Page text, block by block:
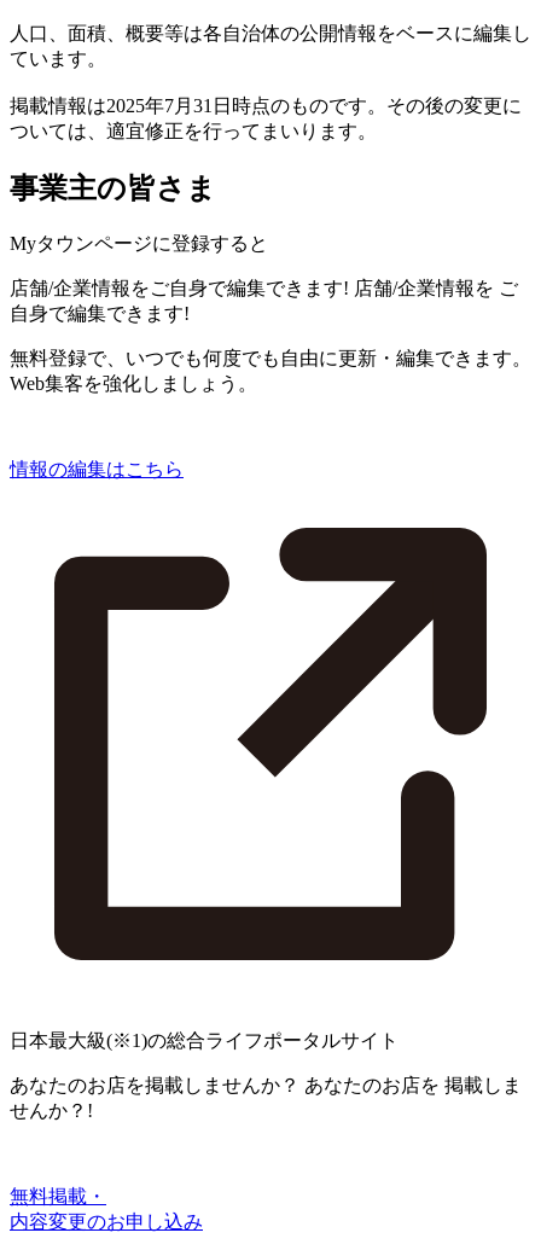
人口、面積、概要等は各自治体の公開情報をベースに編集し
ています。
掲載情報は2025年7月31日時点のものです。その後の変更に
ついては、適宜修正を行ってまいります。
事業主の皆さま
Myタウンページに登録すると
店舗/企業情報をご自身で編集できます! 店舗/企業情報を ご
自身で編集できます!
無料登録で、いつでも何度でも自由に更新・編集できます。
Web集客を強化しましょう。
情報の編集はこちら
日本最大級(※1)の総合ライフポータルサイト
あなたのお店を掲載しませんか？ あなたのお店を 掲載しま
せんか？!
無料掲載・
内容変更のお申し込み